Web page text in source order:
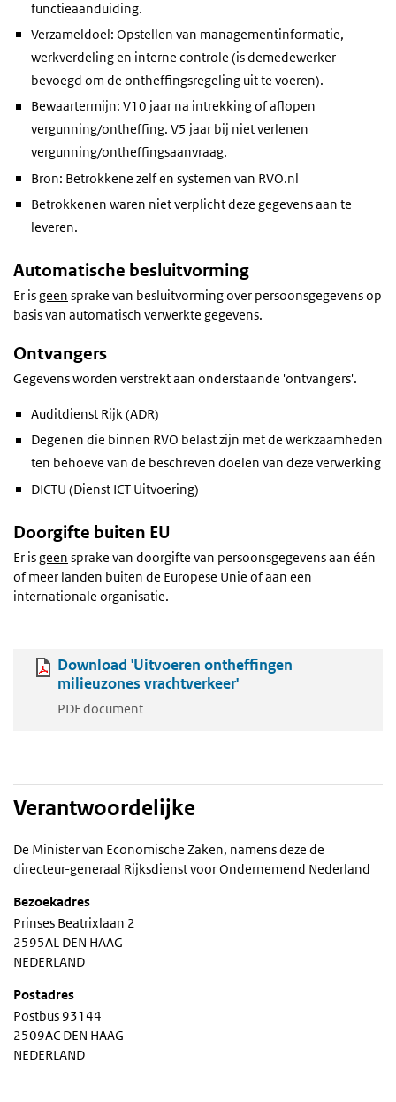
functieaanduiding.
Verzameldoel: Opstellen van managementinformatie,
werkverdeling en interne controle (is demedewerker
bevoegd om de ontheffingsregeling uit te voeren).
Bewaartermijn: V10 jaar na intrekking of aflopen
vergunning/ontheffing. V5 jaar bij niet verlenen
vergunning/ontheffingsaanvraag.
Bron: Betrokkene zelf en systemen van RVO.nl
Betrokkenen waren niet verplicht deze gegevens aan te
leveren.
Automatische besluitvorming
Er isgeen sprake van besluitvorming over persoonsgegevens op
basis van automatisch verwerkte gegevens.
Ontvangers
Gegevens worden verstrekt aan onderstaande 'ontvangers'.
Auditdienst Rijk (ADR)
Degenen die binnen RVO belast zijn met de werkzaamheden
ten behoeve van de beschreven doelen van deze verwerking
DICTU (Dienst ICT Uitvoering)
Doorgifte buiten EU
Er isgeen sprake van doorgifte van persoonsgegevens aan één
of meer landen buiten de Europese Unie of aan een
internationale organisatie.
Download 'Uitvoeren ontheffingen
milieuzones vrachtverkeer'
PDF document
Verantwoordelijke
De Minister van Economische Zaken, namens deze de
directeur-generaal Rijksdienst voor Ondernemend Nederland
Bezoekadres
Prinses Beatrixlaan 2
2595AL DEN HAAG
NEDERLAND
Postadres
Postbus 93144
2509AC DEN HAAG
NEDERLAND